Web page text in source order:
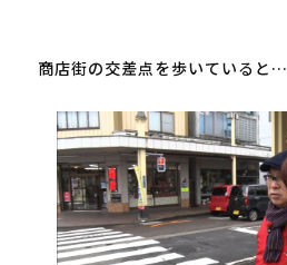
商店街の交差点を歩いていると…